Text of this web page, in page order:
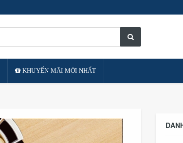
KHUYẾN MÃI MỚI NHẤT